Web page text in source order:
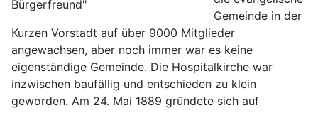
Gemeinde in der
Kurzen Vorstadt auf über 9000 Mitglieder
angewachsen, aber noch immer war es keine
eigenständige Gemeinde. Die Hospitalkirche war
inzwischen baufällig und entschieden zu klein
geworden. Am 24. Mai 1889 gründete sich auf